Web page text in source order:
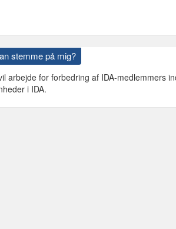
stemme på mig?
arbejde for forbedring af IDA-medlemmers
i IDA.